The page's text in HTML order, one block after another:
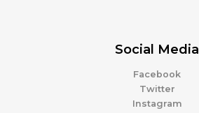
Social Media
Facebook
Twitter
Instagram